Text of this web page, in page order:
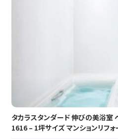
タカラスタンダード 伸びの美浴室
1616 – 1坪サイズ マンションリフ